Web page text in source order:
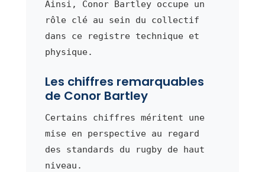
Ainsi, Conor Bartley occupe un
rôle clé au sein du collectif
dans ce registre technique et
physique.
Les chiffres remarquables
de Conor Bartley
Certains chiffres méritent une
mise en perspective au regard
des standards du rugby de haut
niveau.